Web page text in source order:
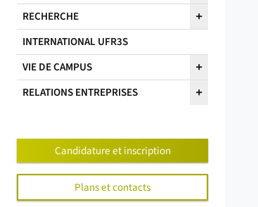
RECHERCHE
INTERNATIONAL UFR3S
VIE DE CAMPUS
RELATIONS ENTREPRISES
Candidature et inscription
Plans et contacts